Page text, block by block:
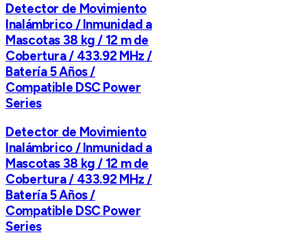
Detector de Movimiento
Inalámbrico / Inmunidad a
Mascotas 38 kg / 12 m de
Cobertura / 433.92 MHz /
Batería 5 Años /
Compatible DSC Power
Series
Detector de Movimiento
Inalámbrico / Inmunidad a
Mascotas 38 kg / 12 m de
Cobertura / 433.92 MHz /
Batería 5 Años /
Compatible DSC Power
Series